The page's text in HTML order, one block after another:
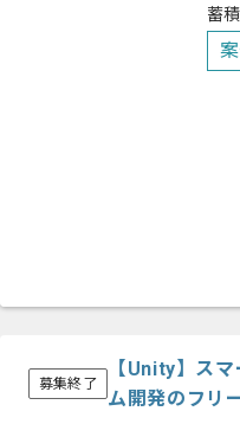
蓄
募集終了
【Unity】スマ
ム開発のフリ